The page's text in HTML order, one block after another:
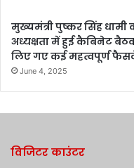
मुख्यमंत्री पुष्कर सिंह धामी
अध्यक्षता में हुई कैबिनेट
लिए गए कई महत्वपूर्ण
June 4, 2025
विजिटर काउंटर